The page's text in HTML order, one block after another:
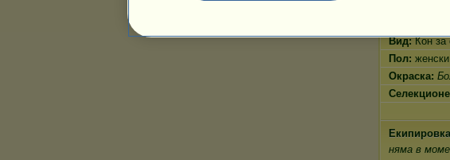
Вид:Кон за
Пол: женски
Окраска:
Екипировка
няма в